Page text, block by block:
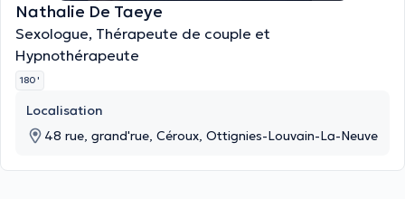
Nathalie De Taeye
Sexologue, Thérapeute de couple et
Hypnothérapeute
180 '
Localisation
48 rue, grand'rue, Céroux, Ottignies-Louvain-La-Neuve